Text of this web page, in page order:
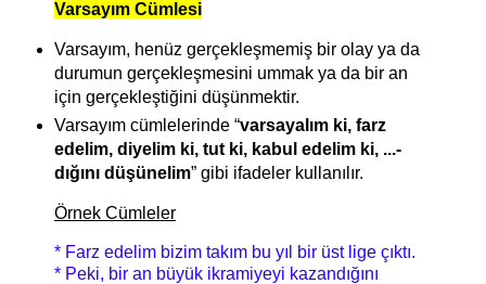
Varsayım Cümlesi
Varsayım, henüz gerçekleşmemiş bir olay ya da
durumun gerçekleşmesini ummak ya da bir an
için gerçekleştiğini düşünmektir.
Varsayım cümlelerinde “varsayalım ki, farz
edelim, diyelim ki, tut ki, kabul edelim ki, ...-
dığını düşünelim” gibi ifadeler kullanılır.
Örnek Cümleler
* Farz edelim bizim takım bu yıl bir üst lige çıktı.
* Peki, bir an büyük ikramiyeyi kazandığını